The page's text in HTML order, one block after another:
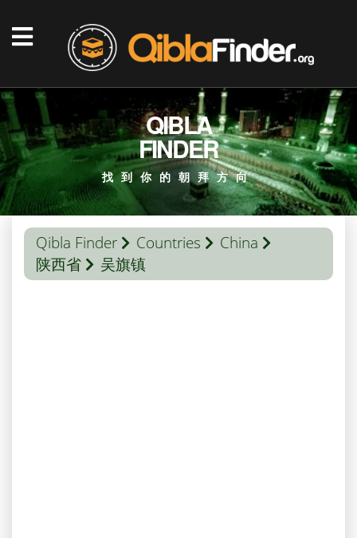
QIBLA
FINDER
找到你的朝拜方向
Qibla Finder Countries
China
陕西省
吴旗镇